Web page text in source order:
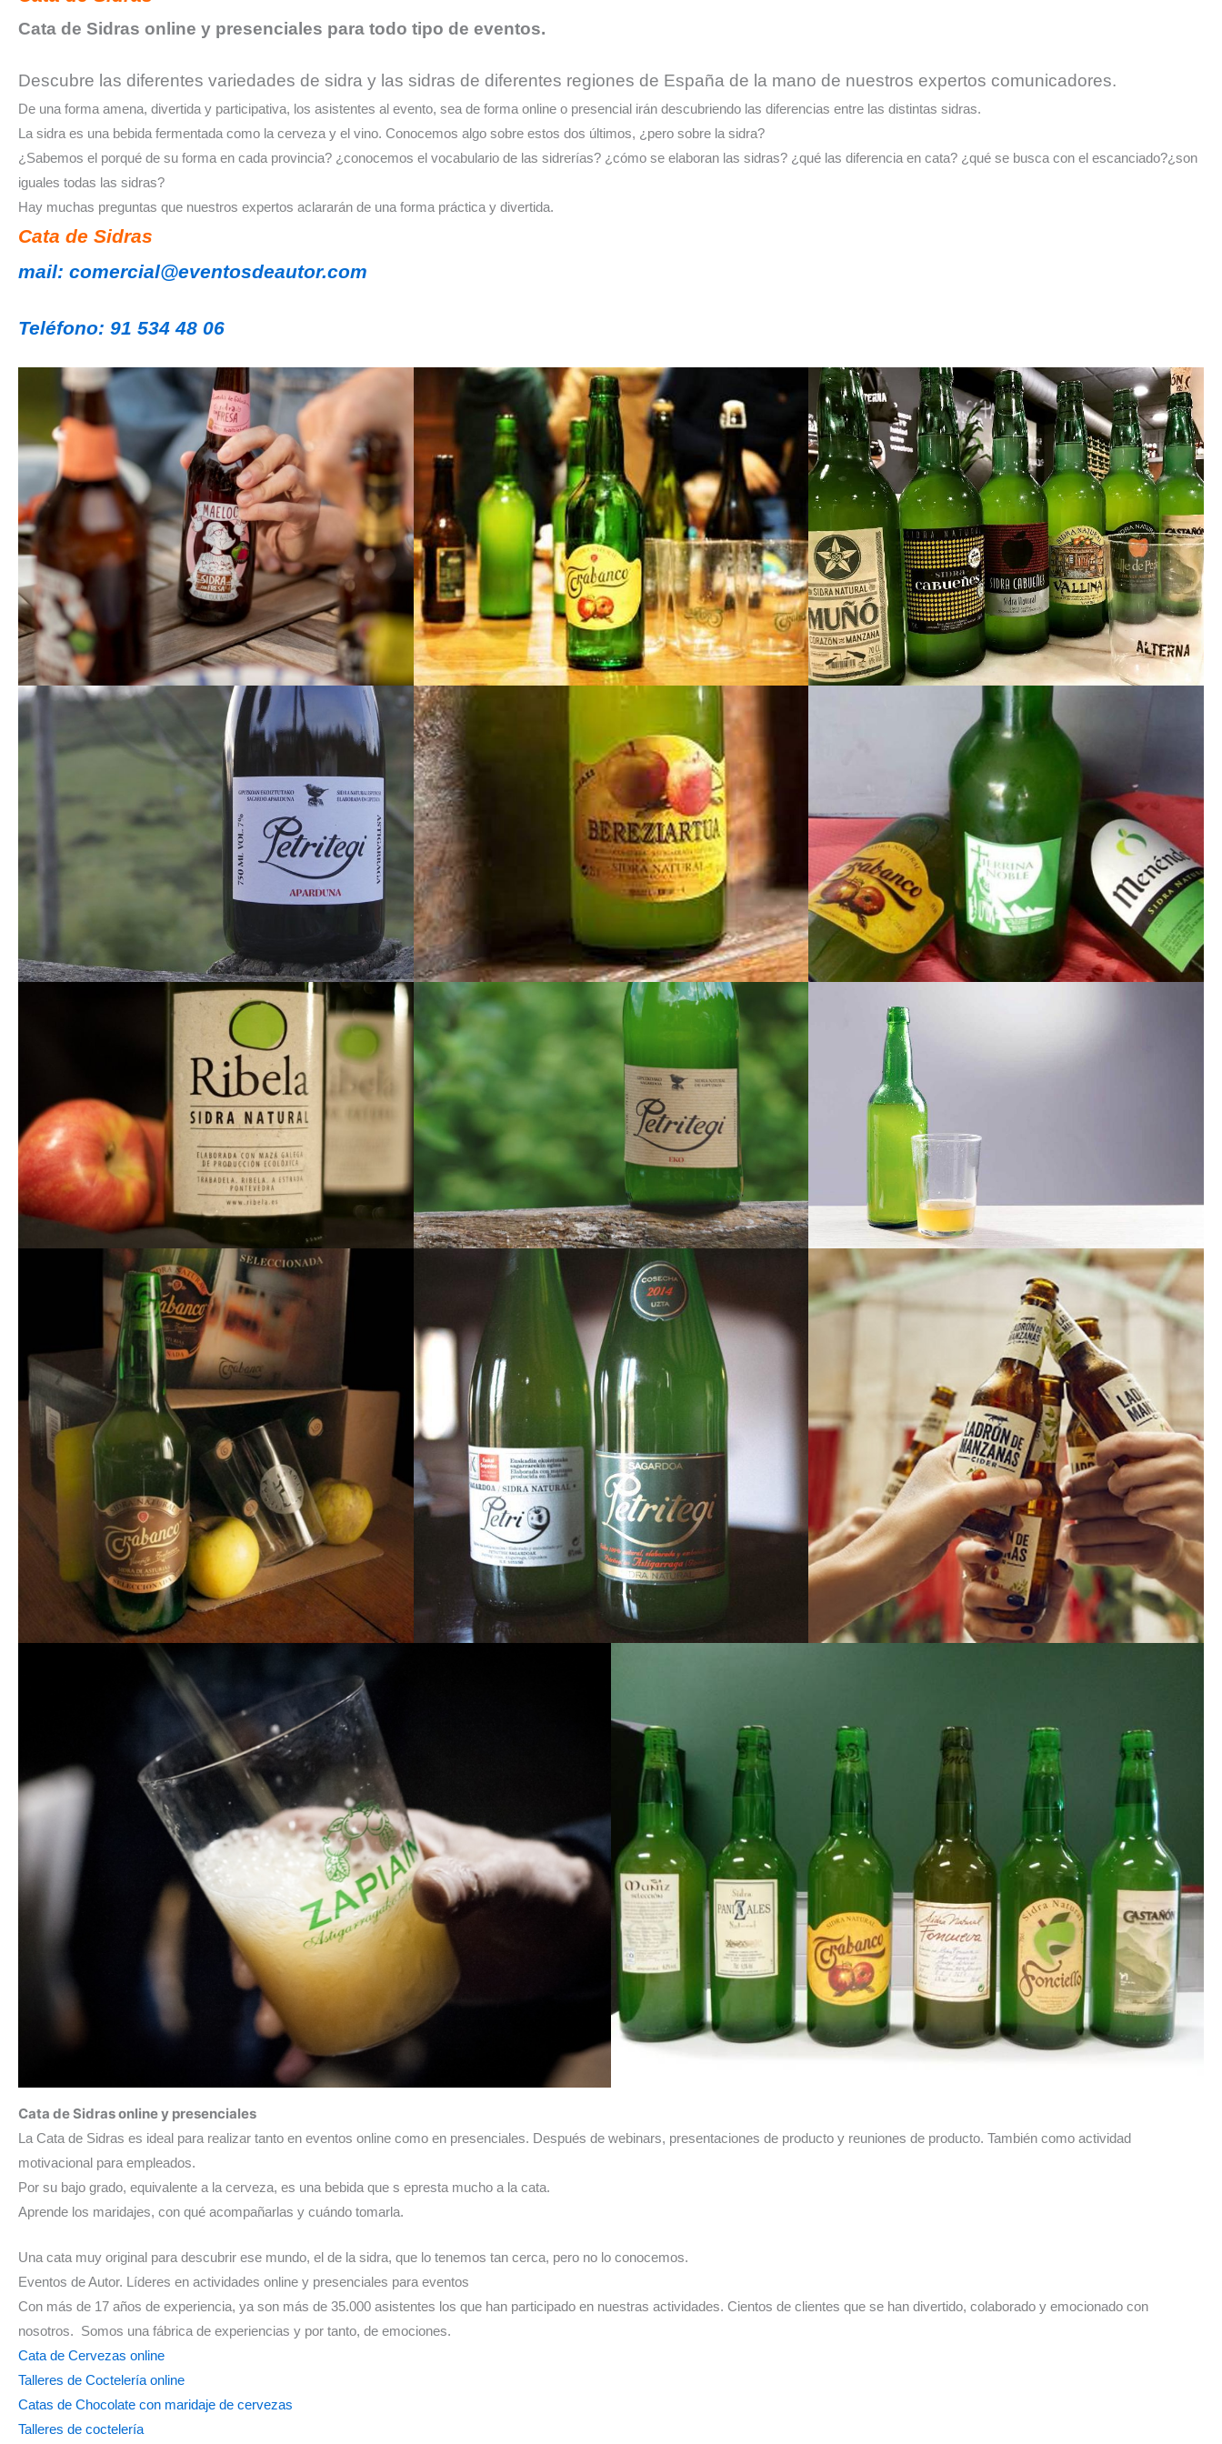
Cata de Sidras online y presenciales para todo tipo de eventos.
Descubre las diferentes variedades de sidra y las sidras de diferentes regiones de España de la mano de nuestros expertos comunicadores.
De una forma amena, divertida y participativa, los asistentes al evento, sea de forma online o presencial irán descubriendo las diferencias entre las distintas sidras.
La sidra es una bebida fermentada como la cerveza y el vino. Conocemos algo sobre estos dos últimos, ¿pero sobre la sidra?
¿Sabemos el porqué de su forma en cada provincia? ¿conocemos el vocabulario de las sidrerías? ¿cómo se elaboran las sidras? ¿qué las diferencia en cata? ¿qué se busca con el escanciado?¿son
iguales todas las sidras?
Hay muchas preguntas que nuestros expertos aclararán de una forma práctica y divertida.
Cata de Sidras
mail: comercial@eventosdeautor.com
Teléfono: 91 534 48 06
Cata de Sidras online y presenciales
La Cata de Sidras es ideal para realizar tanto en eventos online como en presenciales. Después de webinars, presentaciones de producto y reuniones de producto. También como actividad
motivacional para empleados.
Por su bajo grado, equivalente a la cerveza, es una bebida que s epresta mucho a la cata.
Aprende los maridajes, con qué acompañarlas y cuándo tomarla.
Una cata muy original para descubrir ese mundo, el de la sidra, que lo tenemos tan cerca, pero no lo conocemos.
Eventos de Autor. Líderes en actividades online y presenciales para eventos
Con más de 17 años de experiencia, ya son más de 35.000 asistentes los que han participado en nuestras actividades. Cientos de clientes que se han divertido, colaborado y emocionado con
nosotros. Somos una fábrica de experiencias y por tanto, de emociones.
Cata de Cervezas online
Talleres de Coctelería online
Catas de Chocolate con maridaje de cervezas
Talleres de coctelería